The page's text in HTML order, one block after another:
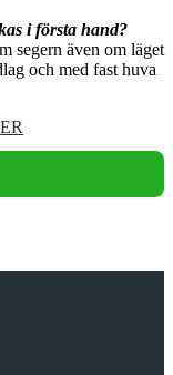
i första hand?
segern även om läget
och med fast huva